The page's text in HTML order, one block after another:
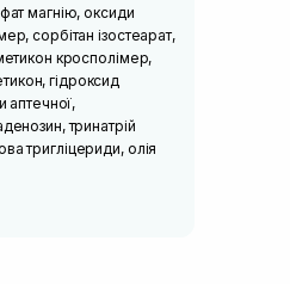
магнію, оксиди
сорбітан ізостеарат,
кросполімер,
гідроксид
аптечної,
тринатрій
тригліцериди, олія